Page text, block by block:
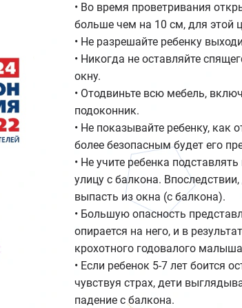
• Во время проветривания
больше чем на 10 см, для этой
• Не разрешайте ребенку
• Никогда не оставляйте
окну.
• Отодвиньте всю мебель,
подоконник.
• Не показывайте ребенку, как
более безопасным будет его
• Не учите ребенка
улицу с балкона.
выпасть из окна (с балкона).
• Большую опасность
опирается на него, и в
крохотного годовалого
• Если ребенок 5-7 лет боится
чувствуя страх, дети
падение с балкона.